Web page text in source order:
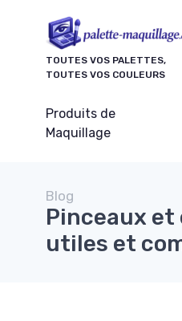
TOUTES VOS PALETTES,
TOUTES VOS COULEURS
Produits de
Maquillage
Blog
Pinceaux et
utiles et